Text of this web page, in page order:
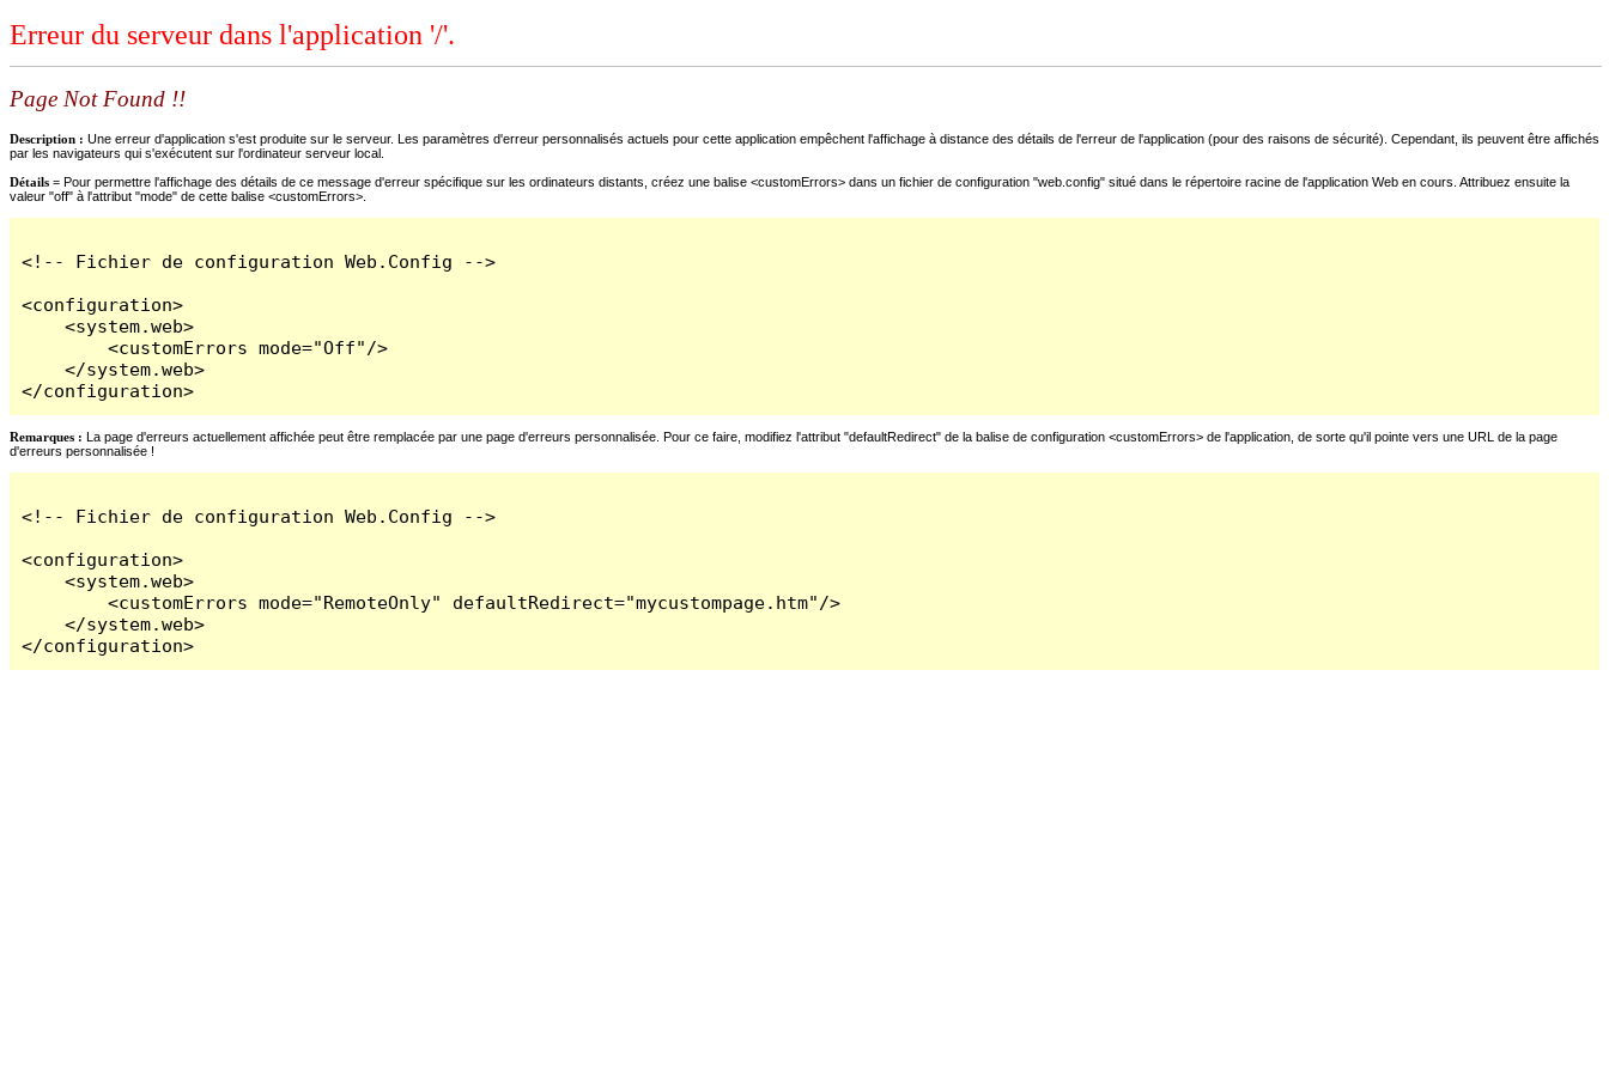
Erreur du serveur dans l'application '/'.
Page Not Found !!
Description : Une erreur d'application s'est produite sur le serveur. Les paramètres d'erreur personnalisés actuels pour cette application empêchent l'affichage à distance des détails de l'erreur de l'application (pour des raisons de sécurité). Cependant, ils peuvent être affichés
par les navigateurs qui s'exécutent sur l'ordinateur serveur local.
Détails = Pour permettre l'affichage des détails de ce message d'erreur spécifique sur les ordinateurs distants, créez une balise <customErrors> dans un fichier de configuration "web.config" situé dans le répertoire racine de l'application Web en cours. Attribuez ensuite la
valeur "off" à l'attribut "mode" de cette balise <customErrors>.
<!-- Fichier de configuration Web.Config -->
<configuration>
    <system.web>
        <customErrors mode="Off"/>
    </system.web>
</configuration>
Remarques : La page d'erreurs actuellement affichée peut être remplacée par une page d'erreurs personnalisée. Pour ce faire, modifiez l'attribut "defaultRedirect" de la balise de configuration <customErrors> de l'application, de sorte qu'il pointe vers une URL de la page
d'erreurs personnalisée !
<!-- Fichier de configuration Web.Config -->
<configuration>
    <system.web>
        <customErrors mode="RemoteOnly" defaultRedirect="mycustompage.htm"/>
    </system.web>
</configuration>